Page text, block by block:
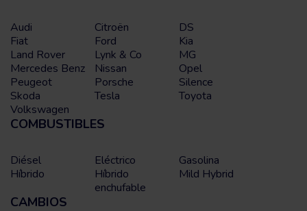
Audi Citroën
DS
Fiat
Ford
Kia
Land Rover
Lynk & Co
MG
Mercedes Benz
Nissan
Opel
Peugeot
Porsche
Silence
Skoda
Tesla
Toyota
Volkswagen
COMBUSTIBLES
Diésel Eléctrico
Gasolina
Híbrido
Híbrido
enchufable
Mild Hybrid
CAMBIOS